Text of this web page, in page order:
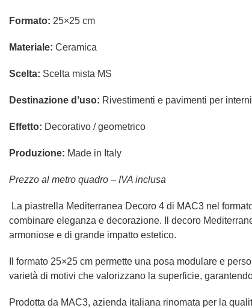
Formato: 25×25 cm
Materiale: Ceramica
Scelta: Scelta mista MS
Destinazione d’uso: Rivestimenti e pavimenti per interni
Effetto: Decorativo / geometrico
Produzione: Made in Italy
Prezzo al metro quadro – IVA inclusa
La piastrella Mediterranea Decoro 4 di MAC3 nel
combinare eleganza e decorazione. Il decoro
armoniose e di grande impatto estetico.
Il formato 25×25 cm permette una posa modulare e
varietà di motivi che valorizzano la superficie,
Prodotta da MAC3, azienda italiana rinomata per la